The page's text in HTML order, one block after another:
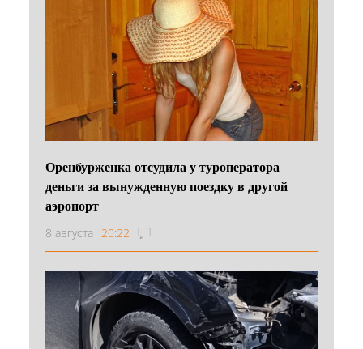
Оренбурженка отсудила у туроператора
деньги за вынужденную поездку в другой
аэропорт
8 августа 20:22